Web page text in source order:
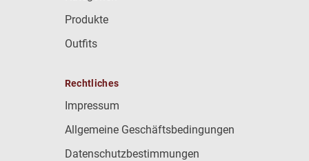
Produkte
Outfits
Rechtliches
Impressum
Allgemeine Geschäftsbedingungen
Datenschutzbestimmungen